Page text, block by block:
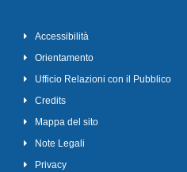
Accessibilità
Orientamento
Ufficio Relazioni con il Pubblico
Credits
Mappa del sito
Note Legali
Privacy